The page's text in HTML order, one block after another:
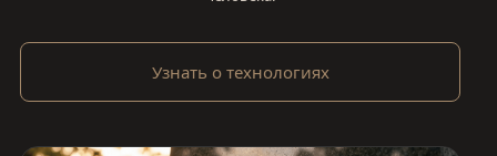
Узнать о технологиях